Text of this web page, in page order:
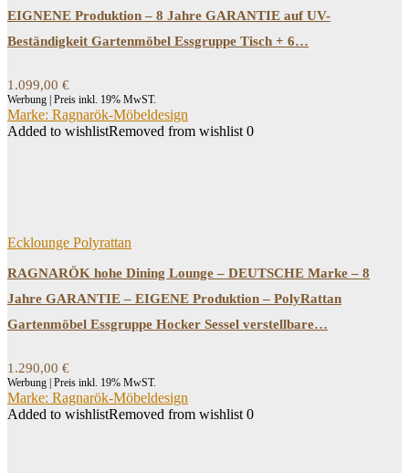
EIGNENE Produktion – 8 Jahre GARANTIE auf UV-
Beständigkeit Gartenmöbel Essgruppe Tisch + 6…
1.099,00 €
Werbung | Preis inkl. 19% MwST.
Marke: Ragnarök-Möbeldesign
Added to wishlistRemoved from wishlist 0
Ecklounge Polyrattan
RAGNARÖK hohe Dining Lounge – DEUTSCHE Marke – 8
Jahre GARANTIE – EIGENE Produktion – PolyRattan
Gartenmöbel Essgruppe Hocker Sessel verstellbare…
1.290,00 €
Werbung | Preis inkl. 19% MwST.
Marke: Ragnarök-Möbeldesign
Added to wishlistRemoved from wishlist 0